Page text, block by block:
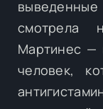
смотрела
Мартинес —
человек,